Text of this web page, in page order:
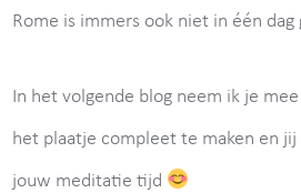
Rome is immers ook niet in één dag
In het volgende blog neem ik je
het plaatje compleet te maken en
jouw meditatie tijd